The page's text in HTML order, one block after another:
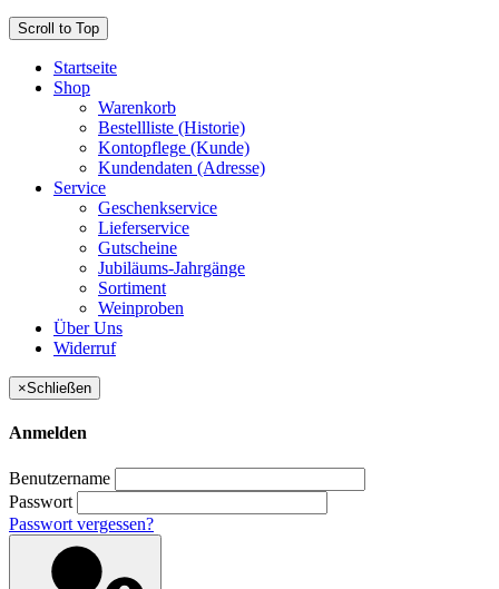
Scroll to Top
Startseite
Shop
Warenkorb
Bestellliste (Historie)
Kontopflege (Kunde)
Kundendaten (Adresse)
Service
Geschenkservice
Lieferservice
Gutscheine
Jubiläums-Jahrgänge
Sortiment
Weinproben
Über Uns
Widerruf
×Schließen
Anmelden
Benutzername
Passwort
Passwort vergessen?